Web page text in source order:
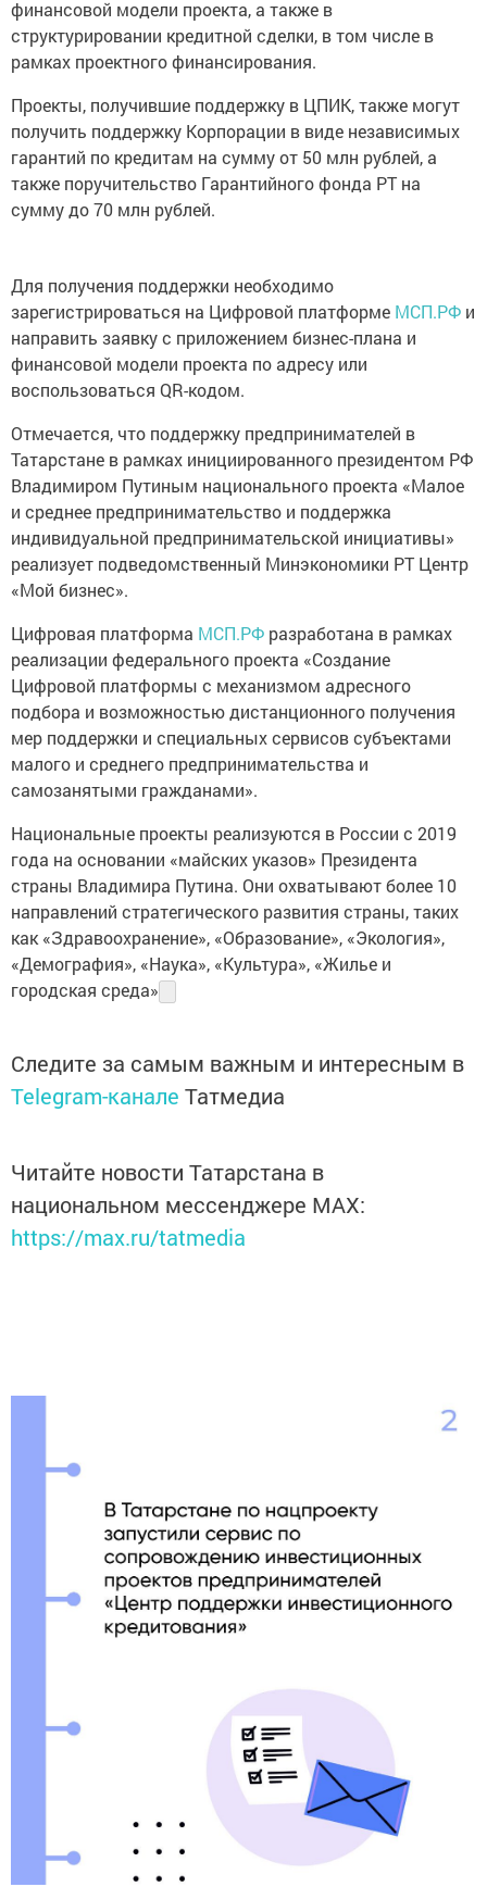
финансовой модели проекта, а также в
структурировании кредитной сделки, в том числе в
рамках проектного финансирования.
Проекты, получившие поддержку в ЦПИК, также могут
получить поддержку Корпорации в виде независимых
гарантий по кредитам на сумму от 50 млн рублей, а
также поручительство Гарантийного фонда РТ на
сумму до 70 млн рублей.
Для получения поддержки необходимо
зарегистрироваться на Цифровой платформе МСП.РФ и
направить заявку с приложением бизнес-плана и
финансовой модели проекта по адресу или
воспользоваться QR-кодом.
Отмечается, что поддержку предпринимателей в
Татарстане в рамках инициированного президентом РФ
Владимиром Путиным национального проекта «Малое
и среднее предпринимательство и поддержка
индивидуальной предпринимательской инициативы»
реализует подведомственный Минэкономики РТ Центр
«Мой бизнес».
Цифровая платформа МСП.РФ разработана в рамках
реализации федерального проекта «Создание
Цифровой платформы с механизмом адресного
подбора и возможностью дистанционного получения
мер поддержки и специальных сервисов субъектами
малого и среднего предпринимательства и
самозанятыми гражданами».
Национальные проекты реализуются в России с 2019
года на основании «майских указов» Президента
страны Владимира Путина. Они охватывают более 10
направлений стратегического развития страны, таких
как «Здравоохранение», «Образование», «Экология»,
«Демография», «Наука», «Культура», «Жилье и
городская среда»
Следите за самым важным и интересным в
Telegram-канале Татмедиа
Читайте новости Татарстана в
национальном мессенджере MАХ:
https://max.ru/tatmedia